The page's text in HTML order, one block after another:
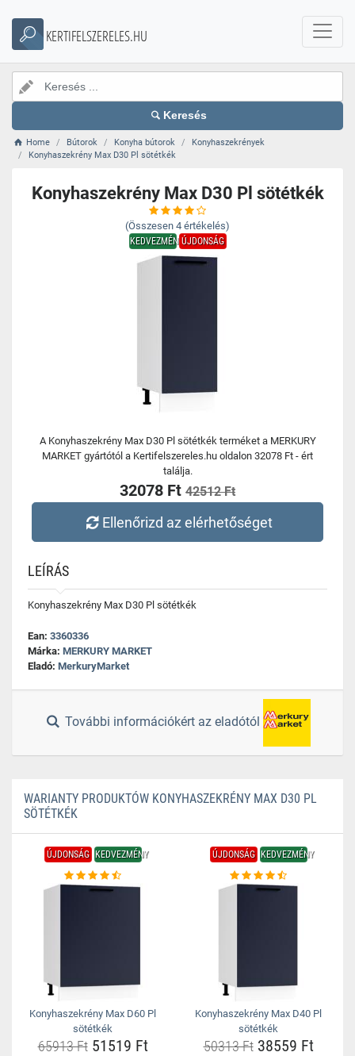
KERTIFELSZERELES.HU
Keresés
Home Bútorok Konyha bútorok
Konyhaszekrények
Konyhaszekrény Max D30 Pl sötétkék
Konyhaszekrény Max D30 Pl sötétkék
(Összesen 4 értékelés)
KEDVEZMÉNYÚJDONSÁG
A Konyhaszekrény Max D30 Pl sötétkék terméket a MERKURY
MARKET gyártótól a Kertifelszereles.hu oldalon 32078 Ft - ért
találja.
32078 Ft 42512 Ft
Ellenőrizd az elérhetőséget
LEÍRÁS
Konyhaszekrény Max D30 Pl sötétkék
Ean: 3360336
Márka: MERKURY MARKET
Eladó: MerkuryMarket
További információkért az eladótól
WARIANTY PRODUKTÓW KONYHASZEKRÉNY MAX D30 PL
SÖTÉTKÉK
ÚJDONSÁG KEDVEZMÉNY
Konyhaszekrény Max D60 Pl
sötétkék
65913 Ft51519 Ft
ÚJDONSÁG KEDVEZMÉNY
Konyhaszekrény Max D40 Pl
sötétkék
50313 Ft38559 Ft